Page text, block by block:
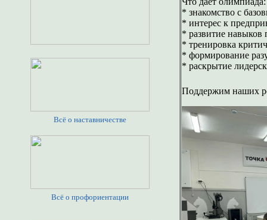
Всё о наставничестве
Всё о профориентации
* знакомство с
* интерес к
* развитие навыков
* тренировка
* формирование
* раскрытие
Поддержим наших